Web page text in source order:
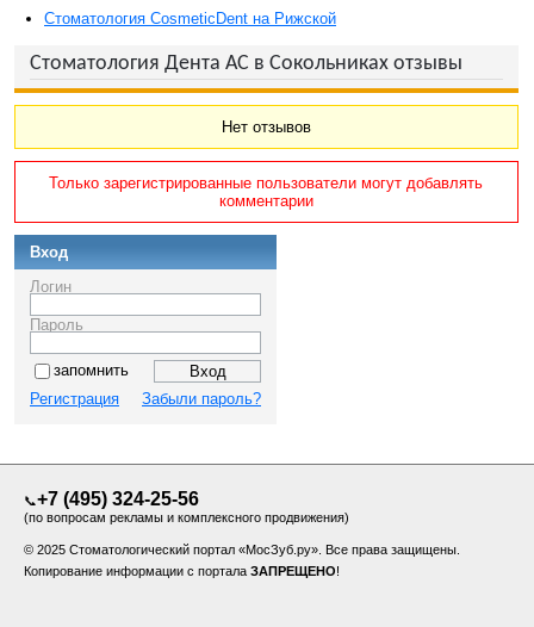
Стоматология CosmeticDent на Рижской
Стоматология Дента АС в Сокольниках отзывы
Нет отзывов
Только зарегистрированные пользователи могут добавлять
комментарии
Вход
Логин
Пароль
запомнить
Регистрация
Забыли пароль?
📞+7 (495) 324-25-56
(по вопросам рекламы и комплексного продвижения)
© 2025 Стоматологический портал «МосЗуб.ру». Все права защищены.
Копирование информации с портала ЗАПРЕЩЕНО!